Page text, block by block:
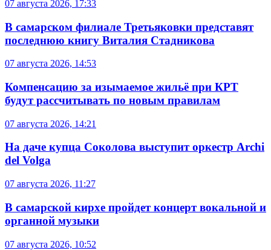
07 августа 2026, 17:33
В самарском филиале Третьяковки представят
последнюю книгу Виталия Стадникова
07 августа 2026, 14:53
Компенсацию за изымаемое жильё при КРТ
будут рассчитывать по новым правилам
07 августа 2026, 14:21
На даче купца Соколова выступит оркестр Archi
del Volga
07 августа 2026, 11:27
В самарской кирхе пройдет концерт вокальной и
органной музыки
07 августа 2026, 10:52